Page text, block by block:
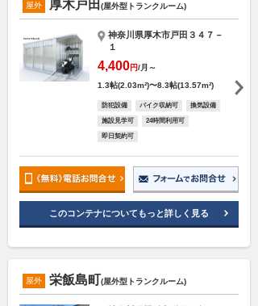
屋外 厚木戸田 (屋外型トランクルーム)
神奈川県厚木市戸田３４７－
１
4,400円/月～
1.3帖(2.03m²)〜8.3帖(13.57m²)
防犯設備 バイク収納可 換気設備
施設見学可 24時間利用可
即日契約可
このコンテナについてもっと詳しく見る
屋外 栄飯島町(屋外型トランクルーム)